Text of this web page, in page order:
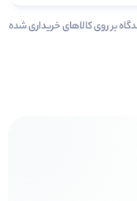
بر روی کالاهای خریداری شده